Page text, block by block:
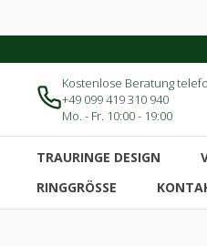
Kostenlose Beratung
+49 099 419 310 940
Mo. - Fr. 10:00 - 19:00
TRAURINGE DESIGN
RINGGRÖSSE